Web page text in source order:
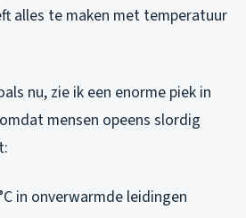
alles te maken met temperatuur
nu, zie ik een enorme piek in
mensen opeens slordig
in onverwarmde leidingen